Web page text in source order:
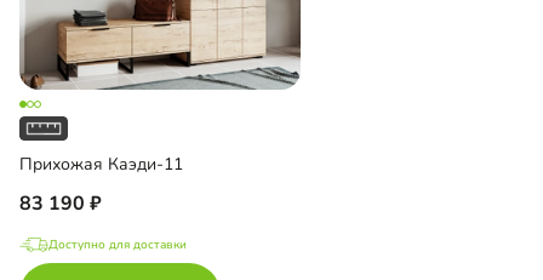
Прихожая Каэди-11
83 190
Доступно для доставки